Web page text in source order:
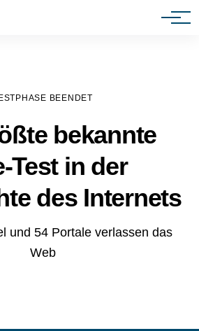
BEENDET
bekannte
Test in der
des Internets
und 54 Portale verlassen das
Web